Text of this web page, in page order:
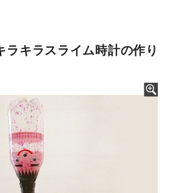
ラキラスライム時計の作り